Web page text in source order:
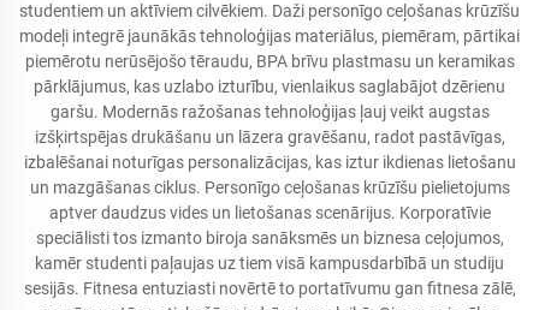
studentiem un aktīviem cilvēkiem. Daži personīgo ceļošanas krūzīšu
modeļi integrē jaunākās tehnoloģijas materiālus, piemēram, pārtikai
piemērotu nerūsējošo tēraudu, BPA brīvu plastmasu un keramikas
pārklājumus, kas uzlabo izturību, vienlaikus saglabājot dzērienu
garšu. Modernās ražošanas tehnoloģijas ļauj veikt augstas
izšķirtspējas drukāšanu un lāzera gravēšanu, radot pastāvīgas,
izbalēšanai noturīgas personalizācijas, kas iztur ikdienas lietošanu
un mazgāšanas ciklus. Personīgo ceļošanas krūzīšu pielietojums
aptver daudzus vides un lietošanas scenārijus. Korporatīvie
speciālisti tos izmanto biroja sanāksmēs un biznesa ceļojumos,
kamēr studenti paļaujas uz tiem visā kampusdarbībā un studiju
sesijās. Fitnesa entuziasti novērtē to portatīvumu gan fitnesa zālē,